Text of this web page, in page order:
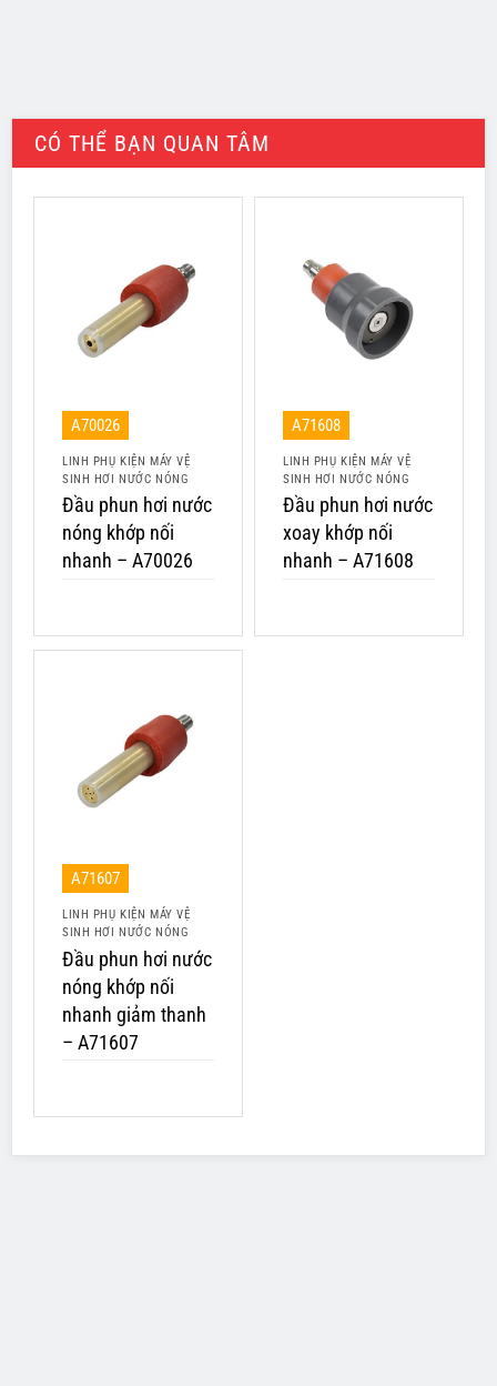
CÓ THỂ BẠN QUAN TÂM
A70026
LINH PHỤ KIỆN MÁY VỆ
SINH HƠI NƯỚC NÓNG
Đầu phun hơi nước
nóng khớp nối
nhanh – A70026
A71608
LINH PHỤ KIỆN MÁY VỆ
SINH HƠI NƯỚC NÓNG
Đầu phun hơi nước
xoay khớp nối
nhanh – A71608
A71607
LINH PHỤ KIỆN MÁY VỆ
SINH HƠI NƯỚC NÓNG
Đầu phun hơi nước
nóng khớp nối
nhanh giảm thanh
– A71607